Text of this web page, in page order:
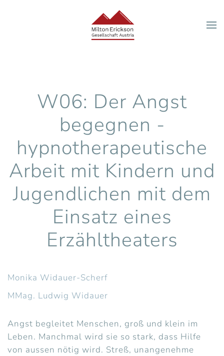
Zum Hauptinhalt springen
W06: Der Angst
begegnen -
hypnotherapeutische
Arbeit mit Kindern und
Jugendlichen mit dem
Einsatz eines
Erzähltheaters
Monika Widauer-Scherf
MMag. Ludwig Widauer
Angst begleitet Menschen, groß und klein im
Leben. Manchmal wird sie so stark, dass Hilfe
von aussen nötig wird. Streß, unangenehme